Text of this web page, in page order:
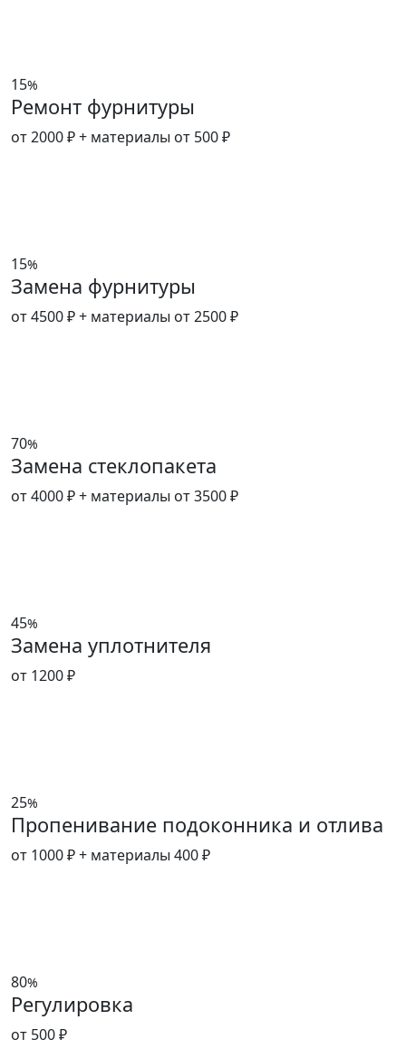
15%
Ремонт фурнитуры
от 2000 ₽+ материалы от 500 ₽
15%
Замена фурнитуры
от 4500 ₽+ материалы от 2500 ₽
70%
Замена стеклопакета
от 4000 ₽+ материалы от 3500 ₽
45%
Замена уплотнителя
от 1200 ₽
25%
Пропенивание подоконника и отлива
от 1000 ₽+ материалы 400 ₽
80%
Регулировка
от 500 ₽